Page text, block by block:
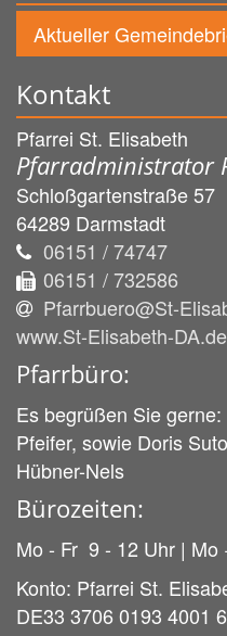
Aktueller
Kontakt
Pfarrei St. Elisabeth
Pfarradministrator
Schloßgartenstraße 57
64289 Darmstadt
06151 / 74747
06151 / 732586
Pfarrbuero@St-
www.St-Elisabeth-DA.de
Pfarrbüro:
Es begrüßen Sie
Pfeifer, sowie Doris
Hübner-Nels
Bürozeiten:
Mo - Fr 9 - 12 Uhr | Mo
Konto: Pfarrei St.
DE33 3706 0193 4001